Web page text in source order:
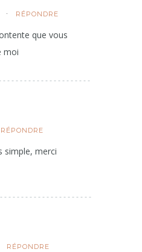
RÉPONDRE
que vous
moi
RÉPONDRE
simple, merci
RÉPONDRE